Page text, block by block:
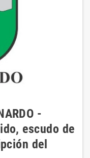
-
escudo de
del